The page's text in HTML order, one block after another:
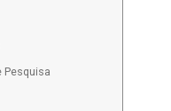
Pesquisa